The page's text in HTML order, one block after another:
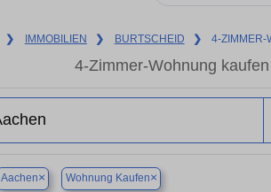
❯ IMMOBILIEN ❯ BURTSCHEID ❯ 4-ZIMMER-
4-Zimmer-Wohnung
Aachen× Wohnung Kaufen×